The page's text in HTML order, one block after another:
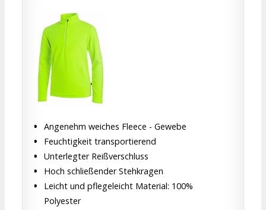
Angenehm weiches Fleece - Gewebe
Feuchtigkeit transportierend
Unterlegter Reißverschluss
Hoch schließender Stehkragen
Leicht und pflegeleicht Material: 100%
Polyester